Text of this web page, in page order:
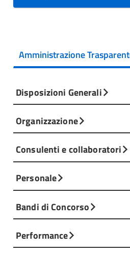
Amministrazione
Disposizioni Generali
Organizzazione
Consulenti e collaboratori
Personale
Bandi di Concorso
Performance